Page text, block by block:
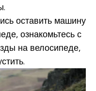
оставить машину
ознакомьтесь с
на велосипеде,